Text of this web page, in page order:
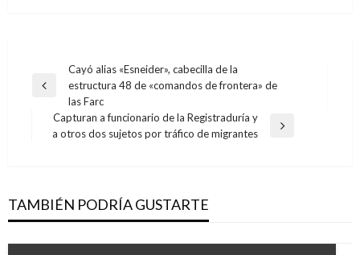
Navegación
de
entradas
Entrada
anterior
Cayó alias «Esneider», cabecilla de la
estructura 48 de «comandos de frontera» de
las Farc
Entrada
Capturan a funcionario de la Registraduría y
a otros dos sujetos por tráfico de migrantes
TAMBIÉN PODRÍA GUSTARTE